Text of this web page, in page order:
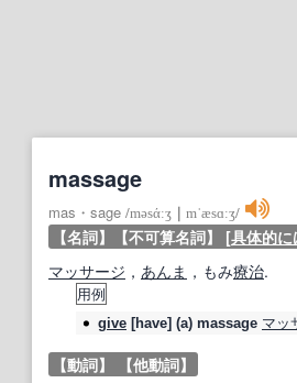
massage
mas・sage /məsάːʒ mˈæsɑːʒ/
【名詞】 【不可算名詞】 [具体的に
マッサージ ， あんま ，もみ療治.
用例
give [have] (a) massage マッ
【動詞】
【他動詞】